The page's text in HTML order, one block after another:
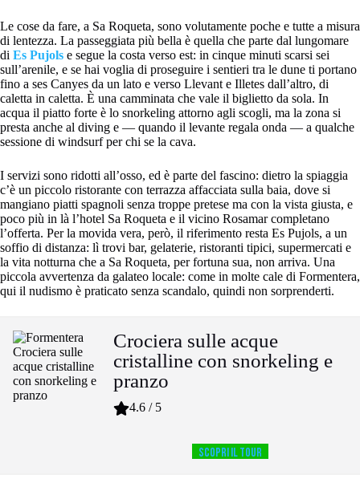
Le cose da fare, a Sa Roqueta, sono volutamente poche e tutte a misura
di lentezza. La passeggiata più bella è quella che parte dal lungomare
di Es Pujols e segue la costa verso est: in cinque minuti scarsi sei
sull’arenile, e se hai voglia di proseguire i sentieri tra le dune ti portano
fino a ses Canyes da un lato e verso Llevant e Illetes dall’altro, di
caletta in caletta. È una camminata che vale il biglietto da sola. In
acqua il piatto forte è lo snorkeling attorno agli scogli, ma la zona si
presta anche al diving e — quando il levante regala onda — a qualche
sessione di windsurf per chi se la cava.
I servizi sono ridotti all’osso, ed è parte del fascino: dietro la spiaggia
c’è un piccolo ristorante con terrazza affacciata sulla baia, dove si
mangiano piatti spagnoli senza troppe pretese ma con la vista giusta, e
poco più in là l’hotel Sa Roqueta e il vicino Rosamar completano
l’offerta. Per la movida vera, però, il riferimento resta Es Pujols, a un
soffio di distanza: lì trovi bar, gelaterie, ristoranti tipici, supermercati e
la vita notturna che a Sa Roqueta, per fortuna sua, non arriva. Una
piccola avvertenza da galateo locale: come in molte cale di Formentera,
qui il nudismo è praticato senza scandalo, quindi non sorprenderti.
Crociera sulle acque
cristalline con snorkeling e
pranzo
4.6 / 5
SCOPRI IL TOUR